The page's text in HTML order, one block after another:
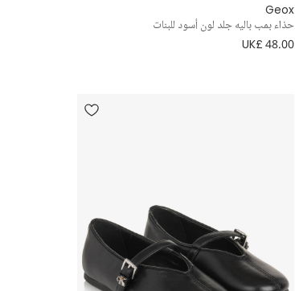
Geox
حذاء بمب باليه جلد لون أسود للبنات
UK£ 48.00